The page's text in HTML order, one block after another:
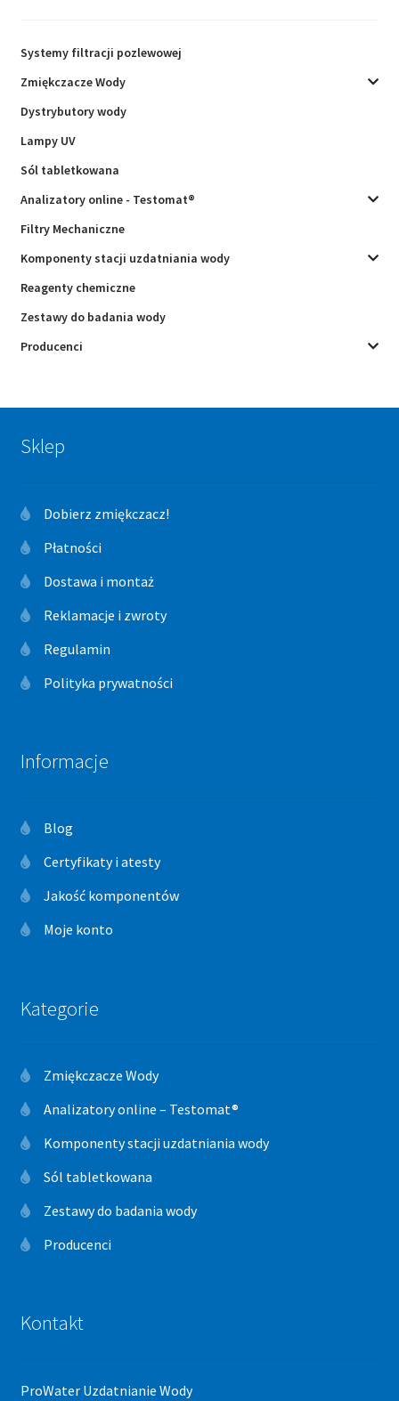
Systemy filtracji pozlewowej
Zmiękczacze Wody
Dystrybutory wody
Lampy UV
Sól tabletkowana
Analizatory online - Testomat®
Filtry Mechaniczne
Komponenty stacji uzdatniania wody
Reagenty chemiczne
Zestawy do badania wody
Producenci
Sklep
Dobierz zmiękczacz!
Płatności
Dostawa i montaż
Reklamacje i zwroty
Regulamin
Polityka prywatności
Informacje
Blog
Certyfikaty i atesty
Jakość komponentów
Moje konto
Kategorie
Zmiękczacze Wody
Analizatory online – Testomat®
Komponenty stacji uzdatniania wody
Sól tabletkowana
Zestawy do badania wody
Producenci
Kontakt
ProWater Uzdatnianie Wody